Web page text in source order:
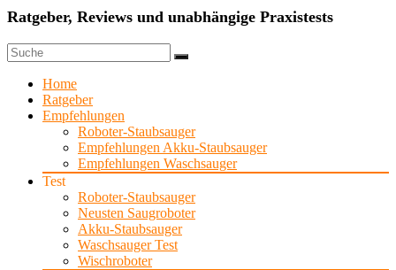
Ratgeber, Reviews und unabhängige Praxistests
Home
Ratgeber
Empfehlungen
Roboter-Staubsauger
Empfehlungen Akku-Staubsauger
Empfehlungen Waschsauger
Test
Roboter-Staubsauger
Neusten Saugroboter
Akku-Staubsauger
Waschsauger Test
Wischroboter